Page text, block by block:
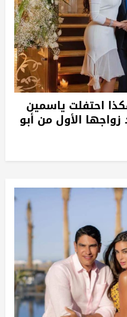
احتفلت ياسمين
الأول من أبو